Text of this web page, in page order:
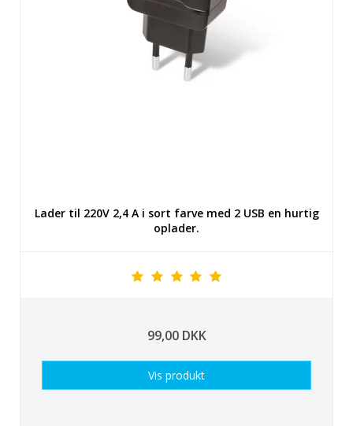
Lader til 220V 2,4 A i sort farve med 2 USB en hurtig
oplader.
99,00 DKK
Vis produkt